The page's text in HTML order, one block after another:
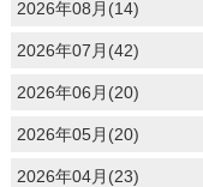
2026年08月(14)
2026年07月(42)
2026年06月(20)
2026年05月(20)
2026年04月(23)